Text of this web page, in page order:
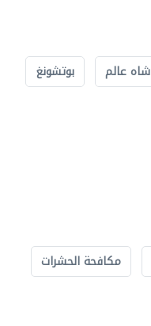
شاه عالم بوتشونغ
مكافحة الحشرات